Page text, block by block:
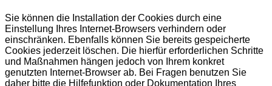
Sie können die Installation der Cookies durch eine
Einstellung Ihres Internet-Browsers verhindern oder
einschränken. Ebenfalls können Sie bereits gespeicherte
Cookies jederzeit löschen. Die hierfür erforderlichen Schritte
und Maßnahmen hängen jedoch von Ihrem konkret
genutzten Internet-Browser ab. Bei Fragen benutzen Sie
daher bitte die Hilfefunktion oder Dokumentation Ihres